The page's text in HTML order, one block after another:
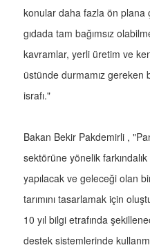
konular daha fazla ön plana
gıdada tam bağımsız
kavramlar, yerli üretim ve
üstünde durmamız gereken
israfı."
Bakan Bekir Pakdemirli ,
sektörüne yönelik farkındalık
yapılacak ve geleceği olan
tarımını tasarlamak için
10 yıl bilgi etrafında
destek sistemlerinde